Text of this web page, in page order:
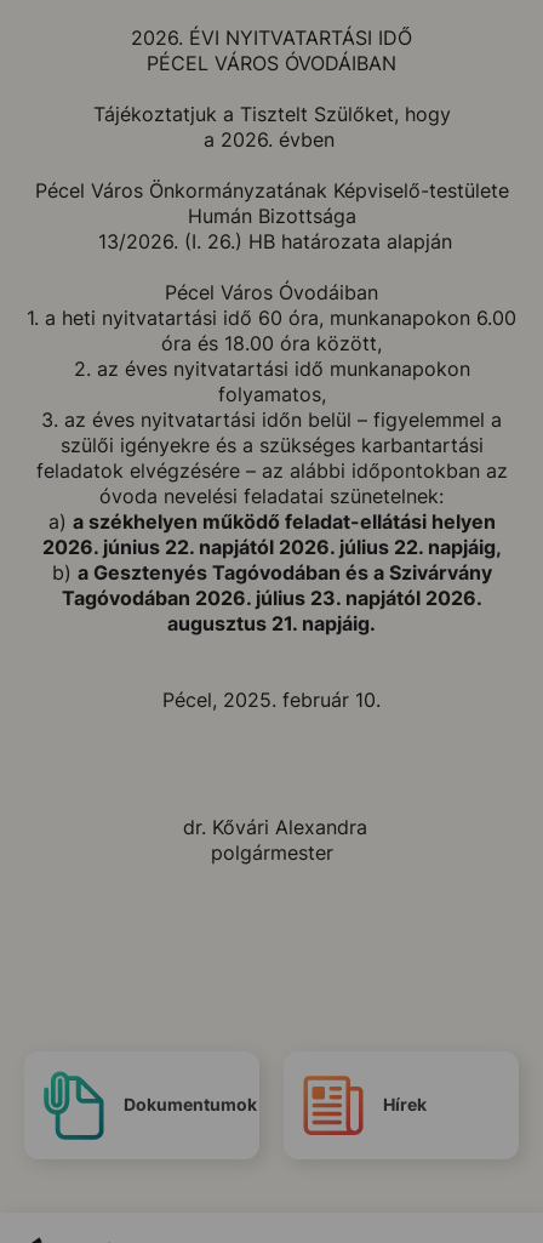
2026. ÉVI NYITVATARTÁSI IDŐ
PÉCEL VÁROS ÓVODÁIBAN
Tájékoztatjuk a Tisztelt Szülőket, hogy
a 2026. évben
Pécel Város Önkormányzatának Képviselő-testülete
Humán Bizottsága
13/2026. (I. 26.) HB határozata alapján
Pécel Város Óvodáiban
1. a heti nyitvatartási idő 60 óra, munkanapokon 6.00
óra és 18.00 óra között,
2. az éves nyitvatartási idő munkanapokon
folyamatos,
3. az éves nyitvatartási időn belül – figyelemmel a
szülői igényekre és a szükséges karbantartási
feladatok elvégzésére – az alábbi időpontokban az
óvoda nevelési feladatai szünetelnek:
a) a székhelyen működő feladat-ellátási helyen
2026. június 22. napjától 2026. július 22. napjáig,
b) a Gesztenyés Tagóvodában és a Szivárvány
Tagóvodában 2026. július 23. napjától 2026.
augusztus 21. napjáig.
Pécel, 2025. február 10.
dr. Kővári Alexandra
polgármester
Dokumentumok Hírek